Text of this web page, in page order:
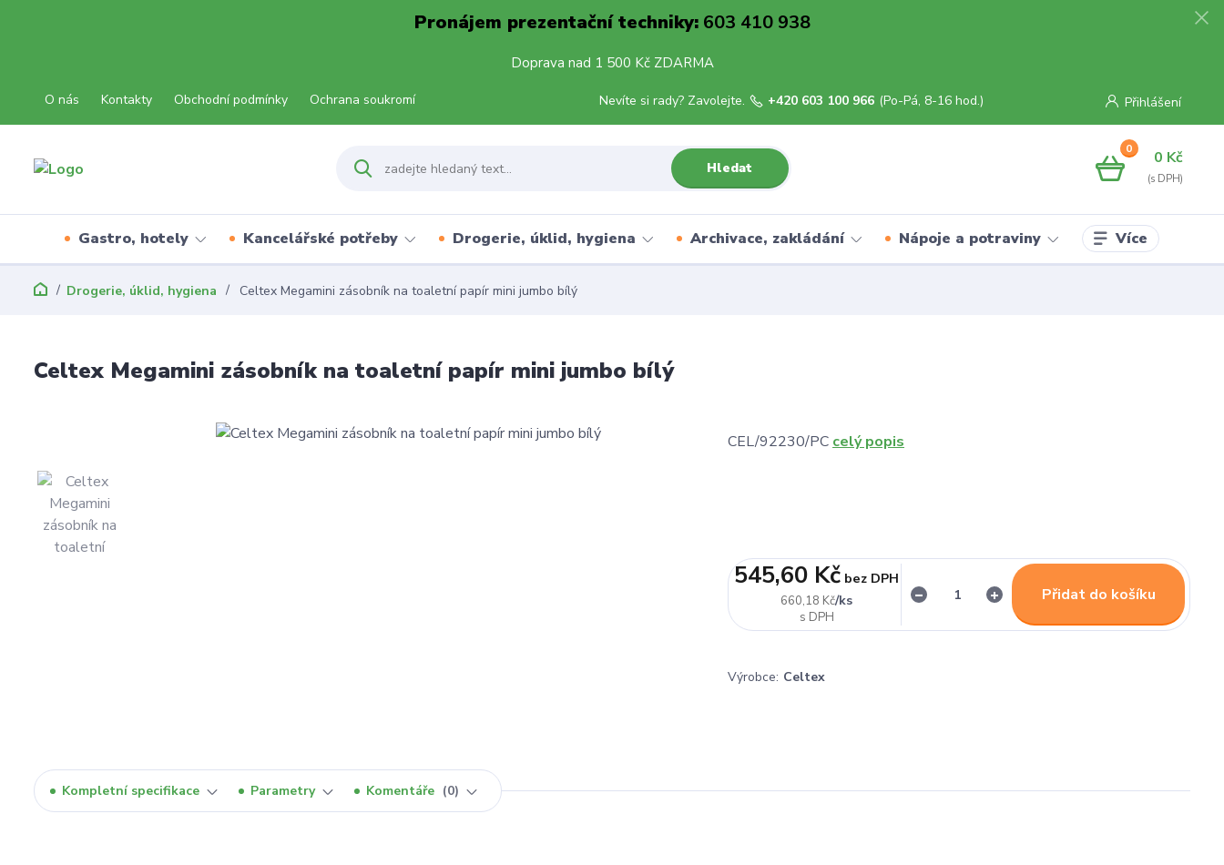
Pronájem prezentační techniky:603 410 938
Doprava nad 1 500 Kč ZDARMA
O nás Kontakty Obchodní podmínky Ochrana soukromí Přihlášení
Hledat
Nevíte si rady? Zavolejte. +420 603 100 966 (Po-Pá, 8-16 hod.)
0 0 Kč
Gastro, hotely Kancelářské potřeby Drogerie, úklid, hygiena Archivace, zakládání Nápoje a potraviny Více
Drogerie, úklid, hygiena Celtex Megamini zásobník na toaletní papír mini jumbo bílý
Celtex Megamini zásobník na toaletní papír mini jumbo bílý
CEL/92230/PC celý popis
660,18 Kč/ks
545,60 Kč bez DPH
Přidat do košíku
Výrobce: Celtex
Kompletní specifikace Parametry Komentáře 0